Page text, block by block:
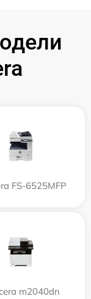
FS-6525MFP
m2040dn